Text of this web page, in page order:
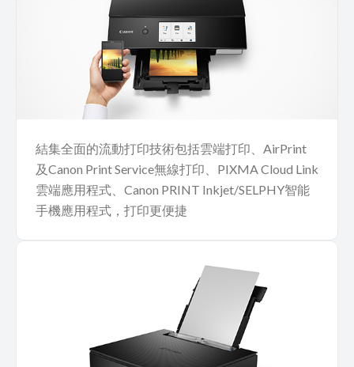
結集全面的流動打印技術包括雲端打印、AirPrint
及Canon Print Service無線打印、PIXMA Cloud Link
雲端應用程式、Canon PRINT Inkjet/SELPHY智能
手機應用程式，打印更便捷